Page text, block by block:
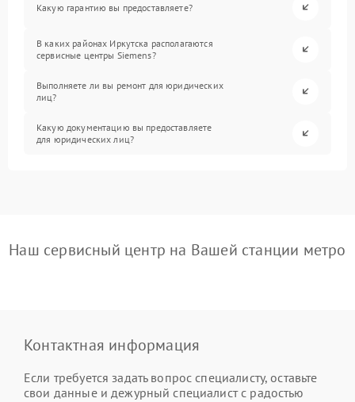
Какую гарантию вы предоставляете?
В каких районах Иркутска располагаются
сервисные центры Siemens?
Выполняете ли вы ремонт для юридических
лиц?
Какую документацию вы предоставляете
для юридических лиц?
Наш сервисный центр на Вашей станции метро
Контактная информация
Если требуется задать вопрос специалисту, оставьте
свои данные и дежурный специалист с радостью